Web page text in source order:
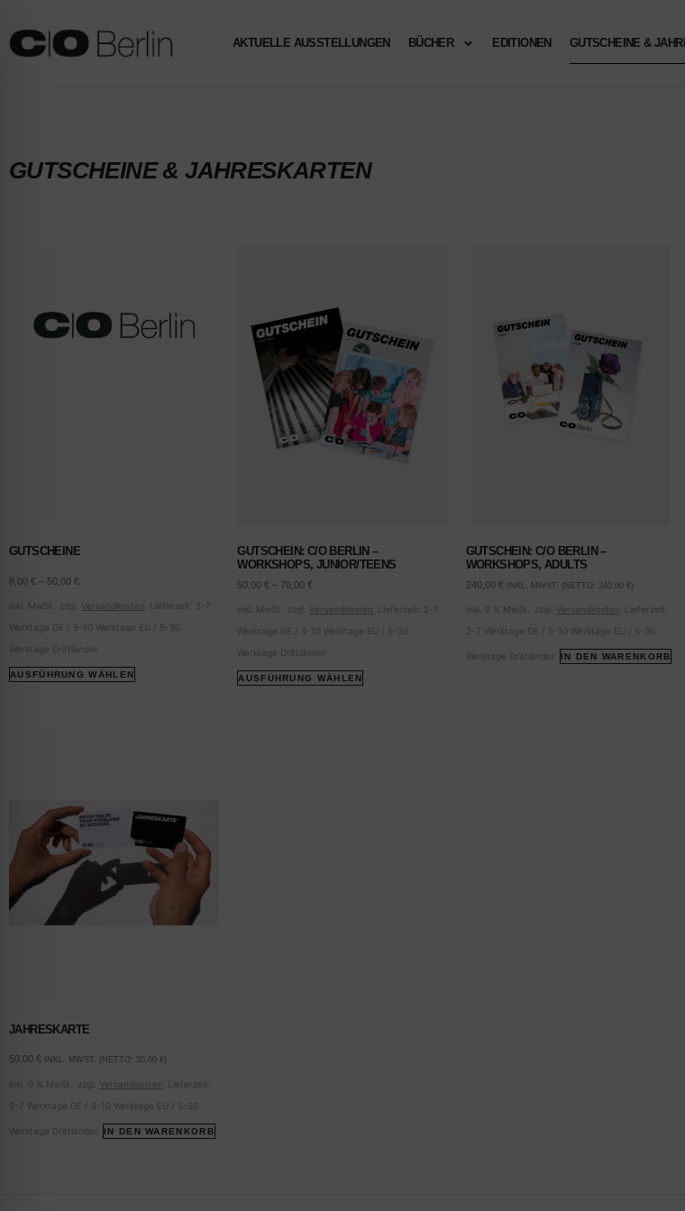
AKTUELLE AUSSTELLUNGEN BÜCHER EDITIONEN GUTSCHEINE &
GUTSCHEINE & JAHRESKARTEN
GUTSCHEINE
8,00 € – 50,00 €
inkl. MwSt. zzgl. Versandkosten Lieferzeit: 2-7
Werktage DE / 5-10 Werktage EU / 5-30
Werktage Drittländer
AUSFÜHRUNG WÄHLEN
GUTSCHEIN: C/O BERLIN –
WORKSHOPS, JUNIOR/TEENS
50,00€ – 70,00€
inkl. MwSt. zzgl. Versandkosten Lieferzeit: 2-7
Werktage DE / 5-10 Werktage EU / 5-30
Werktage Drittländer
AUSFÜHRUNG WÄHLEN
GUTSCHEIN: C/O BERLIN –
WORKSHOPS, ADULTS
240,00 € INKL. MWST. (NETTO: 240,00 €)
inkl. 0 % MwSt. zzgl. Versandkosten
Lieferzeit:
2-7 Werktage DE / 5-10 Werktage EU / 5-30
Werktage Drittländer IN DEN WARENKORB
JAHRESKARTE
50,00 € INKL. MWST. (NETTO: 50,00 €)
inkl. 0 % MwSt. zzgl. Versandkosten
Lieferzeit:
2-7 Werktage DE / 5-10 Werktage EU / 5-30
Werktage Drittländer IN DEN WARENKORB